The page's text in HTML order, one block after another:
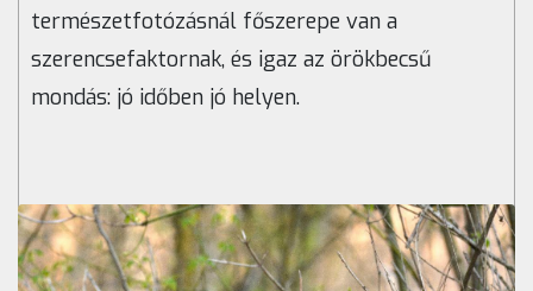
természetfotózásnál főszerepe van a
szerencsefaktornak, és igaz az örökbecsű
mondás: jó időben jó helyen.